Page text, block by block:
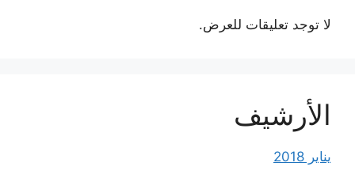
لا توجد تعليقات للعرض.
الأرشيف
يناير 2018